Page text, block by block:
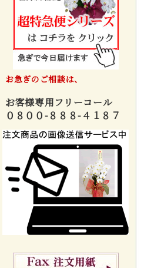
お急ぎのご相談は、
お客様専用フリーコール
０８００-８８８-４１８７